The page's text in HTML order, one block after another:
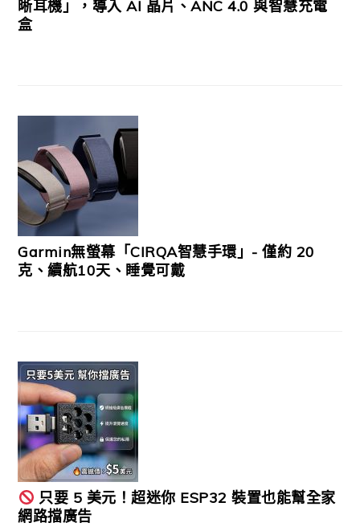
晰耳機」，導入 AI 晶片、ANC 4.0 與智慧充電
盒
Garmin無螢幕「CIRQA智慧手環」- 僅約 20
克、續航10天、睡覺可戴
只要 5 美元！超迷你 ESP32 裝置也能幫全家
網路擋廣告